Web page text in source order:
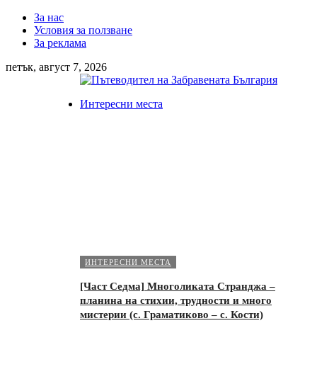
За нас
Условия за ползване
За реклама
петък, август 7, 2026
Интересни места
ИНТЕРЕСНИ МЕСТА
[Част Седма] Многоликата Странджа –
планина на стихии, трудности и много
мистерии (с. Граматиково – с. Кости)